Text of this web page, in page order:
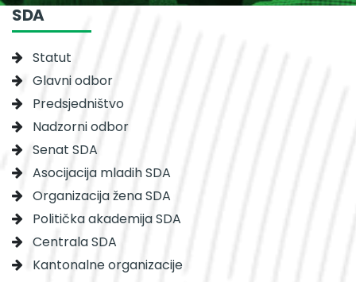
SDA
Statut
Glavni odbor
Predsjedništvo
Nadzorni odbor
Senat SDA
Asocijacija mladih SDA
Organizacija žena SDA
Politička akademija SDA
Centrala SDA
Kantonalne organizacije